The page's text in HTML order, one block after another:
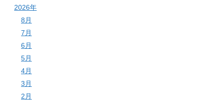
2026年
8月
7月
6月
5月
4月
3月
2月